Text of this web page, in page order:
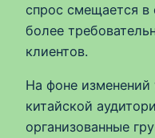
спрос смещается в
более
клиентов.
На фоне изменений
китайской
организованные